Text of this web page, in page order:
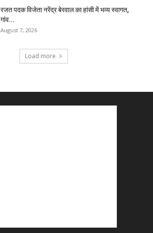
रजत पदक विजेता नरेंद्र बेरवाल का हांसी में भव्य स्वागत,
गांव...
August 7, 2026
Load more